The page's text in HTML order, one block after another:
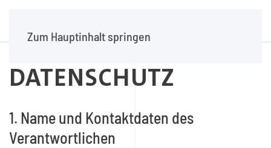
Zum Hauptinhalt springen
DATENSCHUTZ
1. Name und Kontaktdaten des
Verantwortlichen